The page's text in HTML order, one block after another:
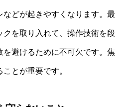
などが起きやすくなります。最
クを取り入れて、操作技術を段
を避けるために不可欠です。焦
とが重要です。